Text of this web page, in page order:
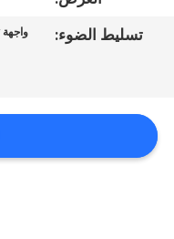
حالات
تسليط الضوء: